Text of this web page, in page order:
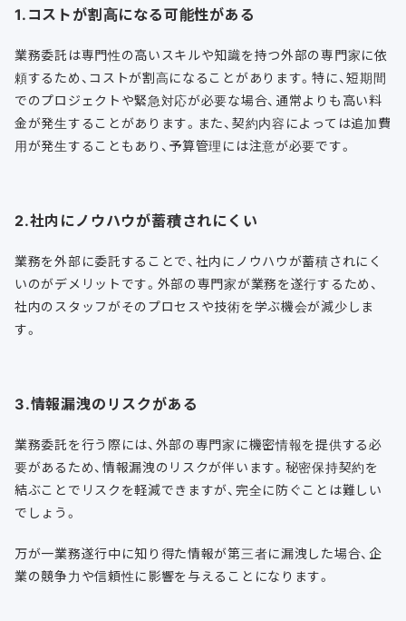
1.コストが割高になる可能性がある
業務委託は専門性の高いスキルや知識を持つ外部の専門家に依
頼するため、コストが割高になることがあります。特に、短期間
でのプロジェクトや緊急対応が必要な場合、通常よりも高い料
金が発生することがあります。また、契約内容によっては追加費
用が発生することもあり、予算管理には注意が必要です。
2.社内にノウハウが蓄積されにくい
業務を外部に委託することで、社内にノウハウが蓄積されにく
いのがデメリットです。外部の専門家が業務を遂行するため、
社内のスタッフがそのプロセスや技術を学ぶ機会が減少しま
す。
3.情報漏洩のリスクがある
業務委託を行う際には、外部の専門家に機密情報を提供する必
要があるため、情報漏洩のリスクが伴います。秘密保持契約を
結ぶことでリスクを軽減できますが、完全に防ぐことは難しい
でしょう。
万が一業務遂行中に知り得た情報が第三者に漏洩した場合、企
業の競争力や信頼性に影響を与えることになります。